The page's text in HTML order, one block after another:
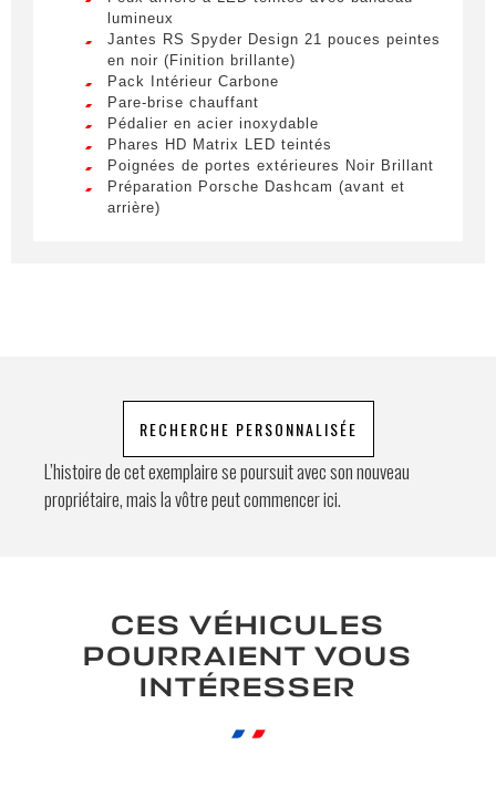
*
Prénom
E-mail *
commerciale.
Envoyer
Lorem ipsum dolor sit amet, consectetur
adipiscing elit. Ut a elit sed nisl pulvinar
egestas a vel nibh. Sed aliquam varius
feugiat. Suspendisse finibus nec nibh eget
ultricies. Mauris et malesuada augue.
Lorem ipsum dolor sit amet, consectetur
adipiscing elit. Ut a elit sed nisl pulvinar
egestas a vel nibh. Sed aliquam varius
lumineux
Jantes RS Spyder Design 21 pouces peintes
en noir (Finition brillante)
Pack Intérieur Carbone
Pare-brise chauffant
Pédalier en acier inoxydable
Phares HD Matrix LED teintés
Poignées de portes extérieures Noir Brillant
Préparation Porsche Dashcam (avant et
arrière)
RECHERCHE PERSONNALISÉE
L’histoire de cet exemplaire se poursuit avec son nouveau
propriétaire, mais la vôtre peut commencer ici.
CES VÉHICULES
POURRAIENT VOUS
INTÉRESSER